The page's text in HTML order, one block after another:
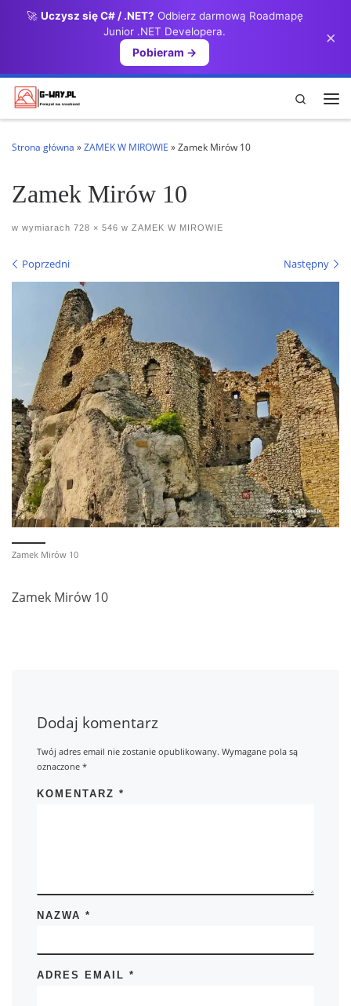
🚀 Uczysz się C# / .NET? Odbierz darmową Roadmapę
Junior .NET Developera.
Pobieram →
×
Przejdź do treści
Search
Strona główna »ZAMEK W MIROWIE »Zamek Mirów 10
Zamek Mirów 10
w wymiarach 728 × 546 w ZAMEK W MIROWIE
Nawigacja po obrazach
Poprzedni Następny
Zamek Mirów 10
Zamek Mirów 10
Dodaj komentarz
Twój adres email nie zostanie opublikowany. Wymagane pola są
oznaczone*
KOMENTARZ*
NAZWA*
ADRES EMAIL*